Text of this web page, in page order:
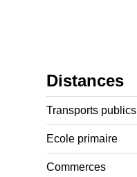
Distances
Transports publics
Ecole primaire
Commerces